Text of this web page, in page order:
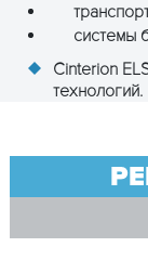
системы
Cinterion
технологий.
Вес, г